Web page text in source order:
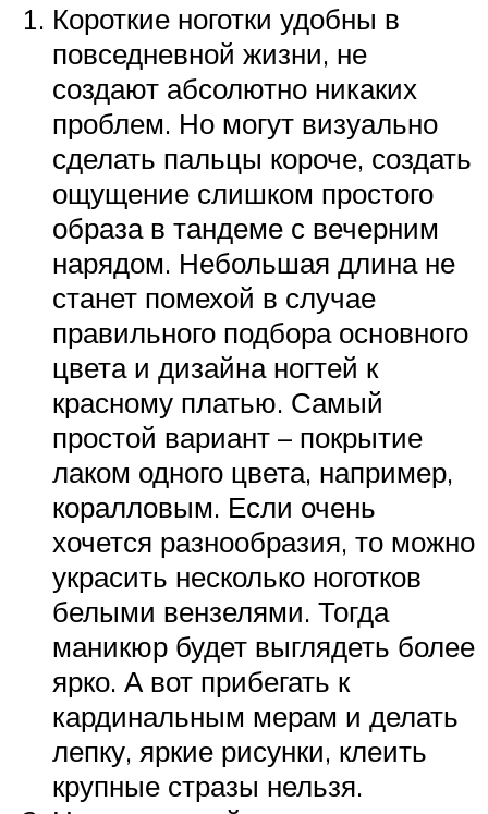
Короткие ноготки удобны в
повседневной жизни, не
создают абсолютно никаких
проблем. Но могут визуально
сделать пальцы короче, создать
ощущение слишком простого
образа в тандеме с вечерним
нарядом. Небольшая длина не
станет помехой в случае
правильного подбора основного
цвета и дизайна ногтей к
красному платью. Самый
простой вариант – покрытие
лаком одного цвета, например,
коралловым. Если очень
хочется разнообразия, то можно
украсить несколько ноготков
белыми вензелями. Тогда
маникюр будет выглядеть более
ярко. А вот прибегать к
кардинальным мерам и делать
лепку, яркие рисунки, клеить
крупные стразы нельзя.